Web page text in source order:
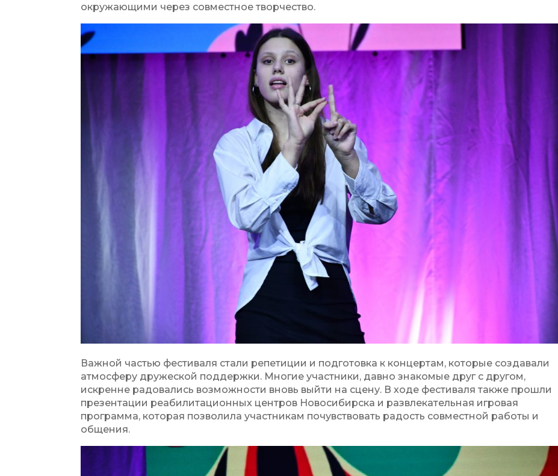
окружающими через совместное творчество.
Важной частью фестиваля стали репетиции и подготовка к концертам, которые создавали
атмосферу дружеской поддержки. Многие участники, давно знакомые друг с другом,
искренне радовались возможности вновь выйти на сцену. В ходе фестиваля также прошли
презентации реабилитационных центров Новосибирска и развлекательная игровая
программа, которая позволила участникам почувствовать радость совместной работы и
общения.